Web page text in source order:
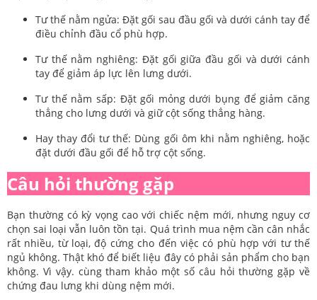
Tư thế nằm ngửa: Đặt gối sau đầu gối và dưới cánh tay để
điều chỉnh đầu cổ phù hợp.
Tư thế nằm nghiêng: Đặt gối giữa đầu gối và dưới cánh
tay để giảm áp lực lên lưng dưới.
Tư thế nằm sấp: Đặt gối mỏng dưới bụng để giảm căng
thẳng cho lưng dưới và giữ cột sống thẳng hàng.
Hay thay đổi tư thế: Dùng gối ôm khi nằm nghiêng, hoặc
đặt dưới đầu gối để hỗ trợ cột sống.
Câu hỏi thường gặp
Bạn thường có kỳ vọng cao với chiếc nệm mới, nhưng nguy cơ
chọn sai loại vẫn luôn tồn tại. Quá trình mua nệm cần cân nhắc
rất nhiều, từ loại, độ cứng cho đến việc có phù hợp với tư thế
ngủ không. Thật khó để biết liệu đây có phải sản phẩm cho bạn
không. Vì vậy. cùng tham khảo một số câu hỏi thường gặp về
chứng đau lưng khi dùng nệm mới.